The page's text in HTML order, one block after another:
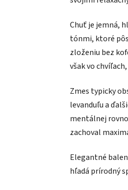
Chuť je jemná,
tónmi, ktoré
zloženiu bez
však vo
Zmes typicky
levanduľu a
mentálnej
zachoval
Elegantné
hľadá prírodný